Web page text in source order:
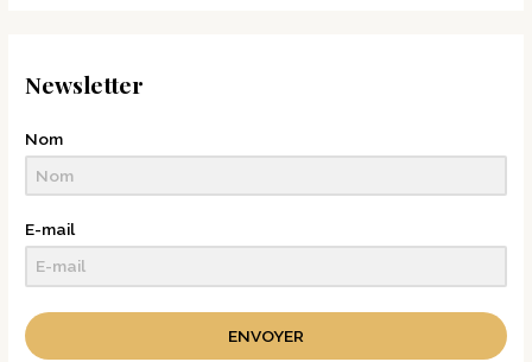
Newsletter
Nom
E-mail
ENVOYER